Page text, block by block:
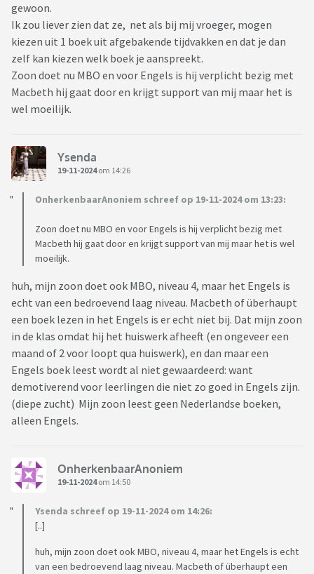
gewoon.
Ik zou liever zien dat ze, net als bij mij vroeger, mogen
kiezen uit 1 boek uit afgebakende tijdvakken en dat je dan
zelf kan kiezen welk boek je aanspreekt.
Zoon doet nu MBO en voor Engels is hij verplicht bezig met
Macbeth hij gaat door en krijgt support van mij maar het is
wel moeilijk.
Ysenda
19-11-2024om 14:26
OnherkenbaarAnoniem schreef op 19-11-2024 om 13:23:
Zoon doet nu MBO en voor Engels is hij verplicht bezig met
Macbeth hij gaat door en krijgt support van mij maar het is wel
moeilijk.
huh, mijn zoon doet ook MBO, niveau 4, maar het Engels is
echt van een bedroevend laag niveau. Macbeth of überhaupt
een boek lezen in het Engels is er echt niet bij. Dat mijn zoon
in de klas omdat hij het huiswerk afheeft (en ongeveer een
maand of 2 voor loopt qua huiswerk), en dan maar een
Engels boek leest wordt al niet gewaardeerd: want
demotiverend voor leerlingen die niet zo goed in Engels zijn.
(diepe zucht) Mijn zoon leest geen Nederlandse boeken,
alleen Engels.
OnherkenbaarAnoniem
19-11-2024om 14:50
Ysenda schreef op 19-11-2024 om 14:26:
[..]
huh, mijn zoon doet ook MBO, niveau 4, maar het Engels is echt
van een bedroevend laag niveau. Macbeth of überhaupt een